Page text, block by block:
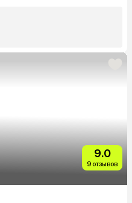
9.0
9 отзывов